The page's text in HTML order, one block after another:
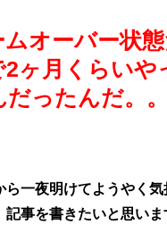
オーバー状
2ヶ月くらいや
ったんだ。。
ら一夜明けてようやく
事を書きたいと思いま